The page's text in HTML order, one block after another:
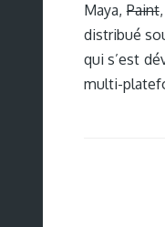
Maya,Paint
distribué
qui s’est
multi-